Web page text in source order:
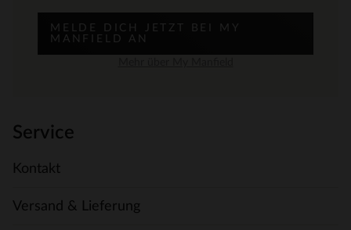
MELDE DICH JETZT BEI MY
MANFIELD AN
Service
Kontakt
Versand & Lieferung